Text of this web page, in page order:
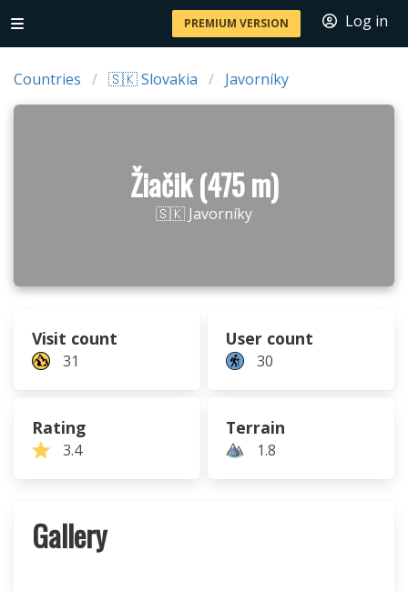
PREMIUM VERSION Log in
Countries 🇸🇰 Slovakia Javorníky
Žiačik (475 m)
🇸🇰 Javorníky
Visit count
31
User count
30
Rating
3.4
Terrain
1.8
Gallery